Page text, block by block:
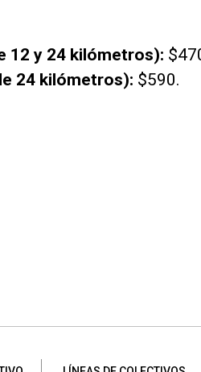
12 y 24 kilómetros):
24 kilómetros): $590.